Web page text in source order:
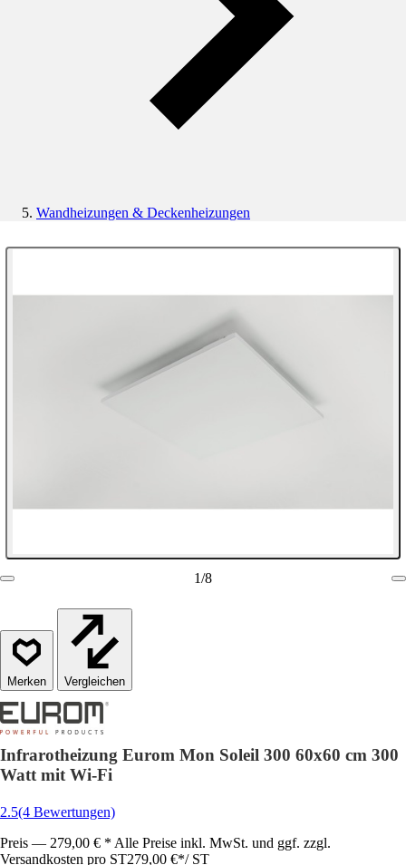
Wandheizungen & Deckenheizungen
1/8
Vergleichen
Infrarotheizung Eurom Mon Soleil 300 60x60 cm 300
Watt mit Wi-Fi
2.5(4 Bewertungen)
Preis — 279,00 € * Alle Preise inkl. MwSt. und ggf. zzgl.
Versandkosten pro ST279,00 €*/ ST